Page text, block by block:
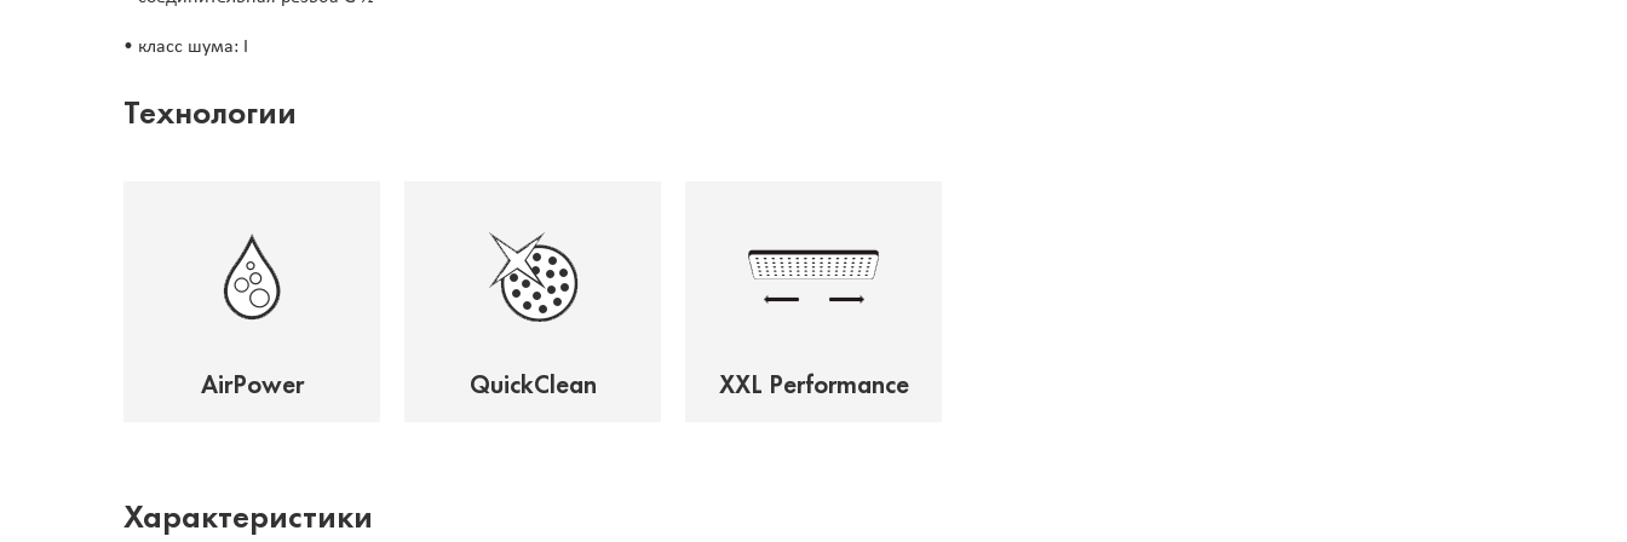
• класс шума: I
Технологии
AirPower QuickClean XXL Performance
Характеристики